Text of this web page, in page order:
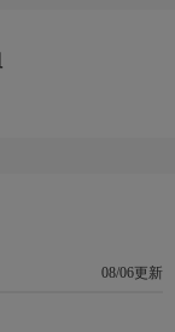
08/06更新